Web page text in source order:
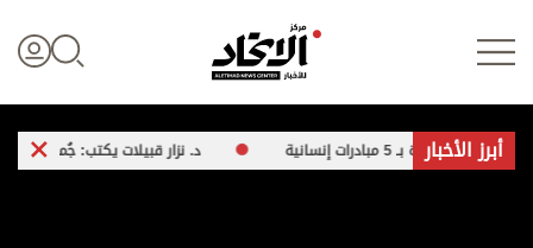
أبرز الأخبار د. نزار قبيلات يكتب: جُمل بلا كلمات